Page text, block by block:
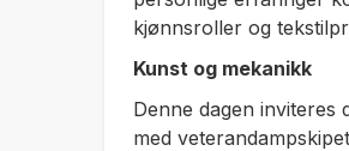
kjønnsroller og
Kunst og mekanikk
Denne dagen inviteres
med